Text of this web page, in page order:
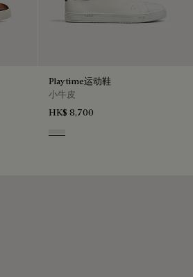
Playtime运动鞋
小牛皮
HK$ 8,700
White